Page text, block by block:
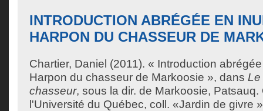
INTRODUCTION ABRÉGÉE EN
HARPON DU CHASSEUR DE
Chartier, Daniel (2011). « Introduction
Harpon du chasseur de Markoosie », dans
chasseur, sous la dir. de Markoosie, Patsauq.
l'Université du Québec, coll. «Jardin de givre